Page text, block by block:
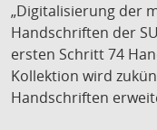
„Digitalisierung der
Handschriften der
ersten Schritt 74
Kollektion wird
Handschriften